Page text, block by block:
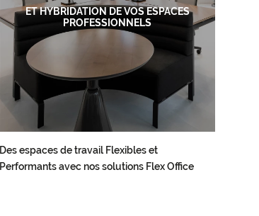
ET HYBRIDATION DE VOS ESPACES
PROFESSIONNELS
Des espaces de travail Flexibles et
Performants avec nos solutions Flex Office